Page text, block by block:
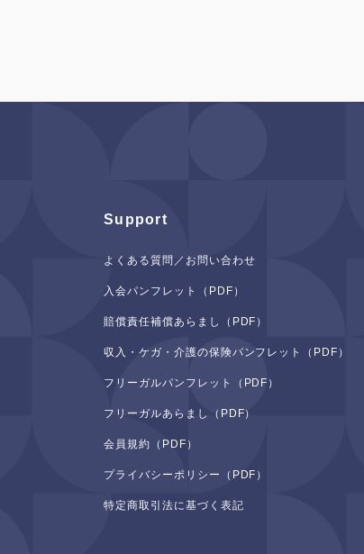
Support
よくある質問／お問い合わせ
入会パンフレット（PDF）
賠償責任補償あらまし（PDF）
収入・ケガ・介護の保険パンフレット（PDF）
フリーガルパンフレット（PDF）
フリーガルあらまし（PDF）
会員規約（PDF）
プライバシーポリシー（PDF）
特定商取引法に基づく表記